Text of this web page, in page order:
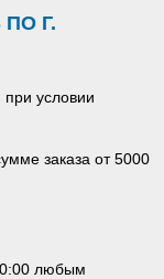
Г.
при условии
заказа от 5000
любым